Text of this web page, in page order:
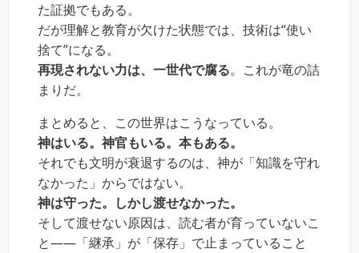
た証拠でもある。
だが理解と教育が欠けた状態では、技術は“使い
捨て”になる。
再現されない力は、一世代で腐る。これが竜の詰
まりだ。
まとめると、この世界はこうなっている。
神はいる。神官もいる。本もある。
それでも文明が衰退するのは、神が「知識を守れ
なかった」からではない。
神は守った。しかし渡せなかった。
そして渡せない原因は、読む者が育っていないこ
と――「継承」が「保存」で止まっていること